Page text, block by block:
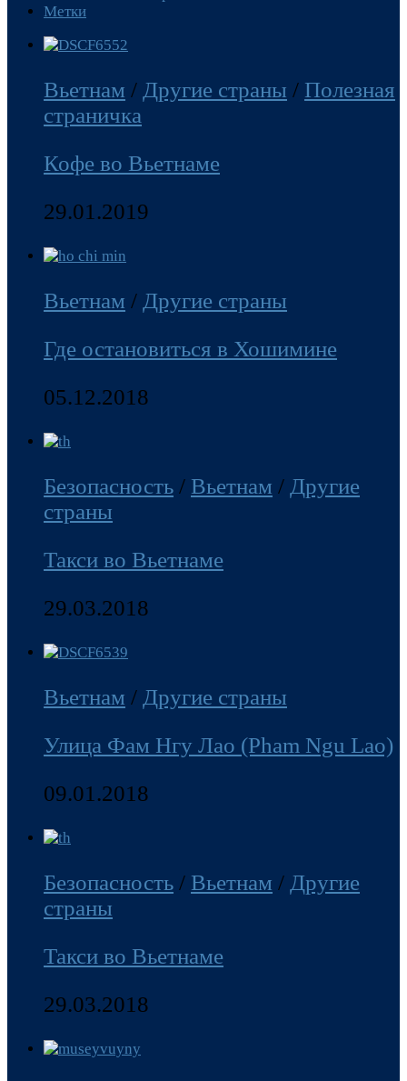
Метки
Вьетнам / Другие страны / Полезная
страничка
Кофе во Вьетнаме
29.01.2019
Вьетнам / Другие страны
Где остановиться в Хошимине
05.12.2018
Безопасность / Вьетнам / Другие
страны
Такси во Вьетнаме
29.03.2018
Вьетнам / Другие страны
Улица Фам Нгу Лао (Pham Ngu Lao)
09.01.2018
Безопасность / Вьетнам / Другие
страны
Такси во Вьетнаме
29.03.2018